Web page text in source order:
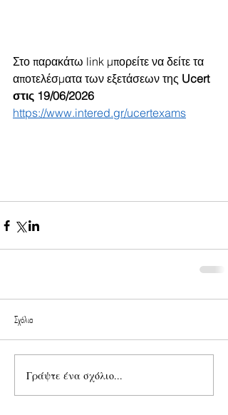
Στο παρακάτω link μπορείτε να δείτε τα
αποτελέσματα των εξετάσεων της Ucert
στις 19/06/2026
https://www.intered.gr/ucertexams
Σχόλια
Γράψτε ένα σχόλιο...